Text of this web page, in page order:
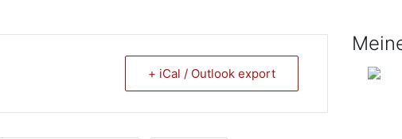
+ iCal / Outlook export